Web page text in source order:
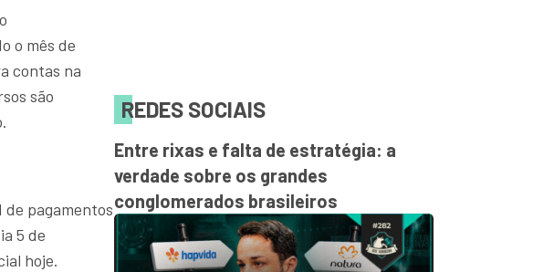
o mês de
contas na
são
pagamentos
5 de
hoje.
REDES SOCIAIS
Entre rixas e falta de estratégia: a
verdade sobre os grandes
conglomerados brasileiros